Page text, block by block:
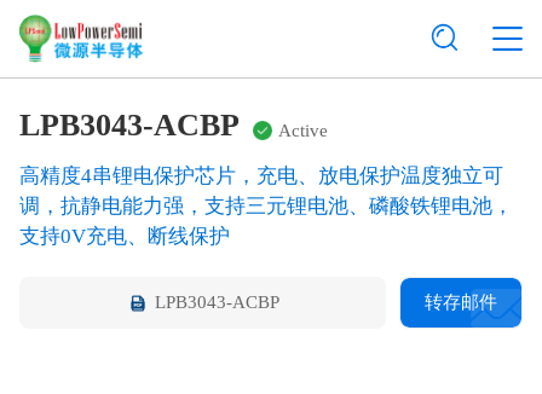
LPB3043-ACBP Active
高精度4串锂电保护芯片，充电、放电保护温度独立可
调，抗静电能力强，支持三元锂电池、磷酸铁锂电池，
支持0V充电、断线保护
LPB3043-ACBP 转存邮件